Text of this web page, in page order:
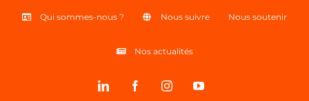
Qui sommes-nous ? Nous suivre Nous soutenir
Nos actualités
LinkedIn FacebookInstagramYouTube